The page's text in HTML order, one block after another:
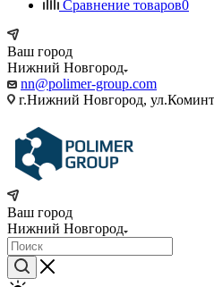
Сравнение товаров0
Ваш город
Нижний Новгород
nn@polimer-group.com
г.Нижний Новгород,
Ваш город
Нижний Новгород